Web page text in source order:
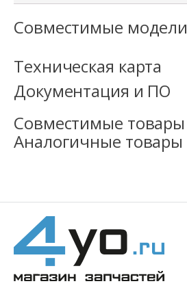
Совместимые модели
Техническая карта
Документация и ПО
Совместимые товары
Аналогичные товары